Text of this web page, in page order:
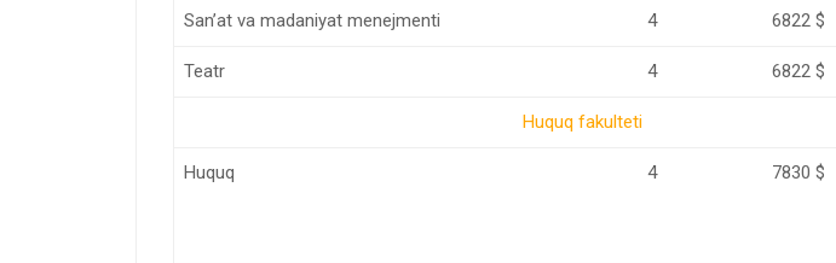
San’at va madaniyat menejmenti 4 6822 $
Teatr 4 6822 $
Huquq fakulteti
Huquq 4 7830 $